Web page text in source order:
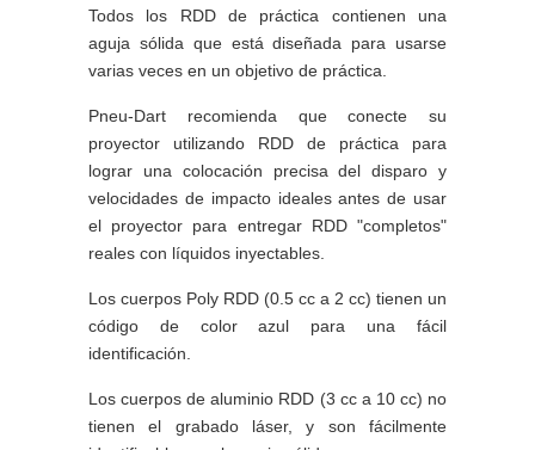
Todos los RDD de práctica contienen una
aguja sólida que está diseñada para usarse
varias veces en un objetivo de práctica.
Pneu-Dart recomienda que conecte su
proyector utilizando RDD de práctica para
lograr una colocación precisa del disparo y
velocidades de impacto ideales antes de usar
el proyector para entregar RDD "completos"
reales con líquidos inyectables.
Los cuerpos Poly RDD (0.5 cc a 2 cc) tienen un
código de color azul para una fácil
identificación.
Los cuerpos de aluminio RDD (3 cc a 10 cc) no
tienen el grabado láser, y son fácilmente